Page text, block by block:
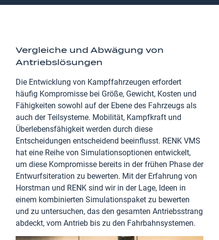
Vergleiche und Abwägung von
Antriebslösungen
Die Entwicklung von Kampffahrzeugen erfordert
häufig Kompromisse bei Größe, Gewicht, Kosten und
Fähigkeiten sowohl auf der Ebene des Fahrzeugs als
auch der Teilsysteme. Mobilität, Kampfkraft und
Überlebensfähigkeit werden durch diese
Entscheidungen entscheidend beeinflusst. RENK VMS
hat eine Reihe von Simulationsoptionen entwickelt,
um diese Kompromisse bereits in der frühen Phase der
Entwurfsiteration zu bewerten. Mit der Erfahrung von
Horstman und RENK sind wir in der Lage, Ideen in
einem kombinierten Simulationspaket zu bewerten
und zu untersuchen, das den gesamten Antriebsstrang
abdeckt, vom Antrieb bis zu den Fahrbahnsystemen.